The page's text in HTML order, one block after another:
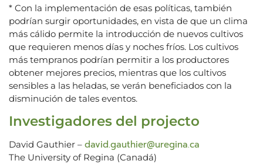
* Con la implementación de esas políticas, también
podrían surgir oportunidades, en vista de que un clima
más cálido permite la introducción de nuevos cultivos
que requieren menos días y noches fríos. Los cultivos
más tempranos podrían permitir a los productores
obtener mejores precios, mientras que los cultivos
sensibles a las heladas, se verán beneficiados con la
disminución de tales eventos.
Investigadores del projecto
David Gauthier – david.gauthier@uregina.ca
The University of Regina (Canadá)